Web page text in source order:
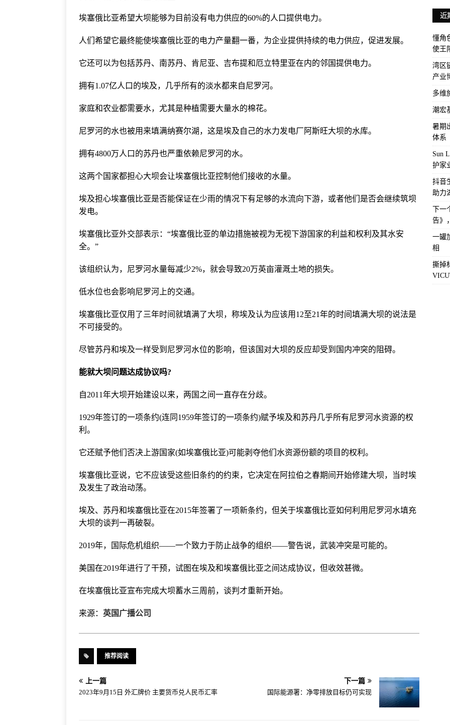
埃塞俄比亚希望大坝能够为目前没有电力供应的60%的人口提供电力。
人们希望它最终能使埃塞俄比亚的电力产量翻一番，为企业提供持续的电力供应，促进发展。
它还可以为包括苏丹、南苏丹、肯尼亚、吉布提和厄立特里亚在内的邻国提供电力。
拥有1.07亿人口的埃及，几乎所有的淡水都来自尼罗河。
家庭和农业都需要水，尤其是种植需要大量水的棉花。
尼罗河的水也被用来填满纳赛尔湖，这是埃及自己的水力发电厂阿斯旺大坝的水库。
拥有4800万人口的苏丹也严重依赖尼罗河的水。
这两个国家都担心大坝会让埃塞俄比亚控制他们接收的水量。
埃及担心埃塞俄比亚是否能保证在少雨的情况下有足够的水流向下游，或者他们是否会继续筑坝
发电。
埃塞俄比亚外交部表示：“埃塞俄比亚的单边措施被视为无视下游国家的利益和权利及其水安
全。”
该组织认为，尼罗河水量每减少2%，就会导致20万英亩灌溉土地的损失。
低水位也会影响尼罗河上的交通。
埃塞俄比亚仅用了三年时间就填满了大坝，称埃及认为应该用12至21年的时间填满大坝的说法是
不可接受的。
尽管苏丹和埃及一样受到尼罗河水位的影响，但该国对大坝的反应却受到国内冲突的阻碍。
能就大坝问题达成协议吗?
自2011年大坝开始建设以来，两国之间一直存在分歧。
1929年签订的一项条约(连同1959年签订的一项条约)赋予埃及和苏丹几乎所有尼罗河水资源的权
利。
它还赋予他们否决上游国家(如埃塞俄比亚)可能剥夺他们水资源份额的项目的权利。
埃塞俄比亚说，它不应该受这些旧条约的约束，它决定在阿拉伯之春期间开始修建大坝，当时埃
及发生了政治动荡。
埃及、苏丹和埃塞俄比亚在2015年签署了一项新条约，但关于埃塞俄比亚如何利用尼罗河水填充
大坝的谈判一再破裂。
2019年，国际危机组织——一个致力于防止战争的组织——警告说，武装冲突是可能的。
美国在2019年进行了干预，试图在埃及和埃塞俄比亚之间达成协议，但收效甚微。
在埃塞俄比亚宣布完成大坝蓄水三周前，谈判才重新开始。
来源： 英国广播公司
推荐阅读
上一篇
2023年9月15日 外汇牌价 主要货币兑人民币汇率
下一篇
国际能源署：净零排放目标仍可实现
近
懂角
使王
湾区
产业
多维
潮宏
暑期
体系
Sun
护家
抖音
助力
下一
告》
一罐
相
撕掉